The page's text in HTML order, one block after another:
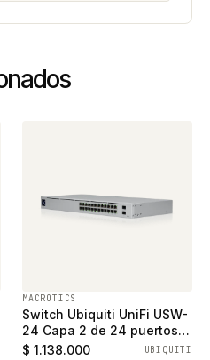
MACROTICS
Switch Ubiquiti UniFi USW-
24 Capa 2 de 24 puertos
ethernet gigabit y 2
$ 1.138.000 UBIQUITI